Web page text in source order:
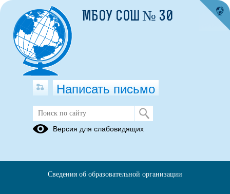
Политика конфиденциальности
общеобразовательная школа № 30», (далее – Администрация Сайта)
МБОУ СОШ № 30
Написать письмо
Версия для слабовидящих
Сведения об образовательной организации